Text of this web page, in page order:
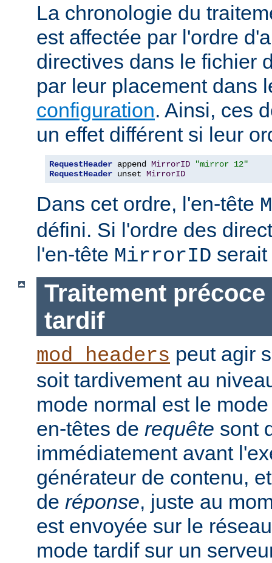
La chronologie du
est affectée par l'ordre
directives dans le fichier
par leur placement dans
configuration. Ainsi, ces
un effet différent si leur
RequestHeader append MirrorID
"mirror 12"
RequestHeader unset MirrorID
Dans cet ordre, l'en-tête
défini. Si l'ordre des
l'en-tête MirrorID
Traitement
tardif
mod_headers peut agir
soit tardivement au
mode normal est le
en-têtes de requête sont
immédiatement avant
générateur de contenu,
de réponse, juste au
est envoyée sur le
mode tardif sur un